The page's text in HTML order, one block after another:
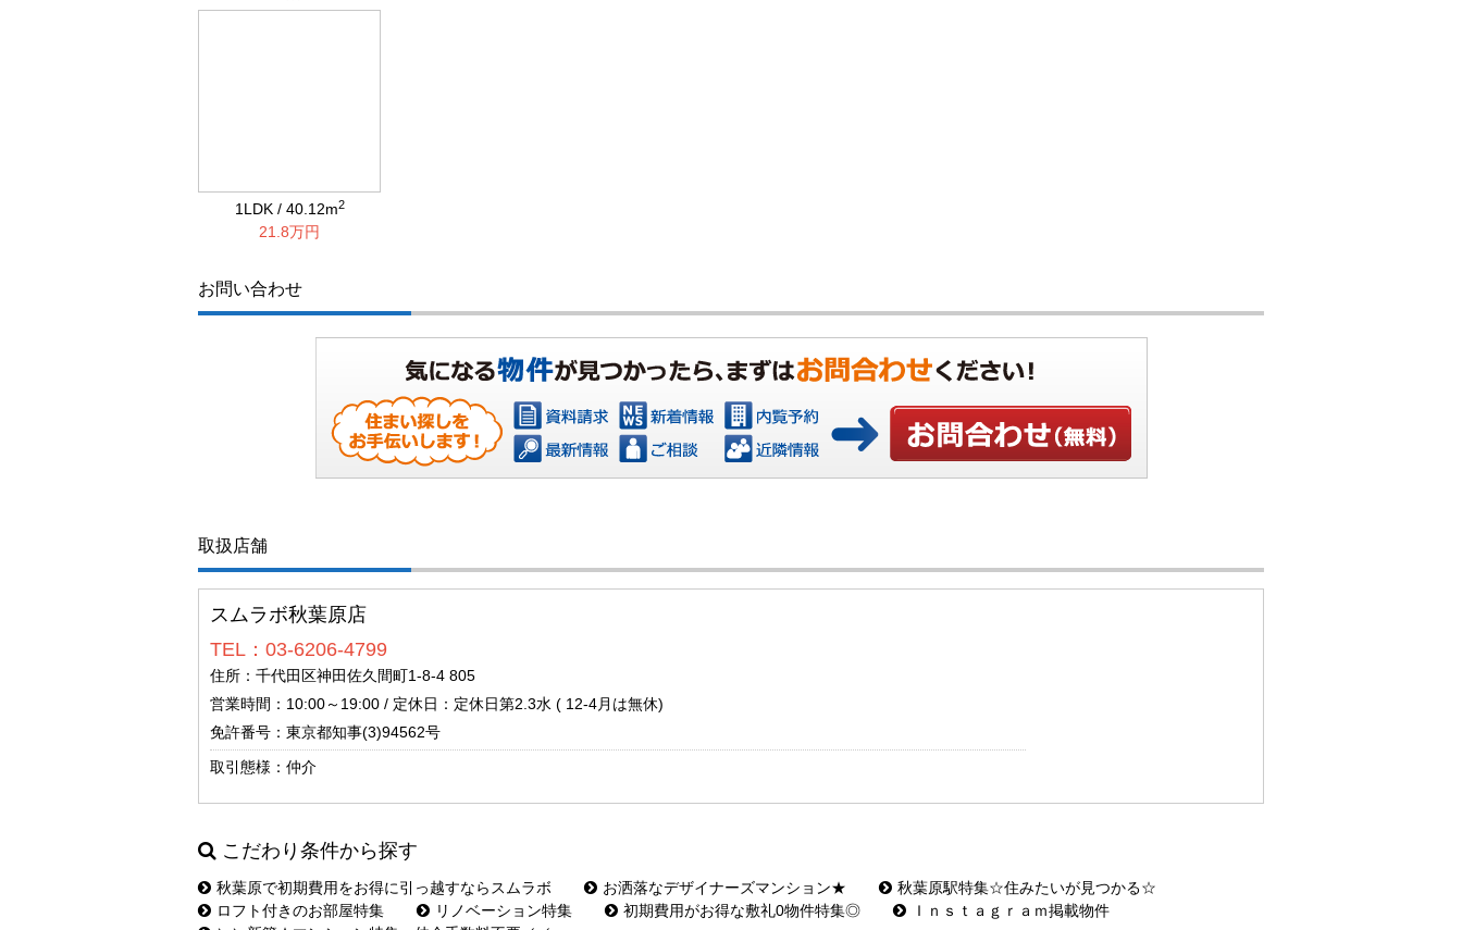
1LDK / 40.12m2
21.8万円
お問い合わせ
取扱店舗
スムラボ秋葉原店
TEL：03-6206-4799
住所：千代田区神田佐久間町1-8-4 805
営業時間：10:00～19:00 / 定休日：定休日第2.3水 ( 12-4月は無休)
免許番号：東京都知事(3)94562号
取引態様：仲介
こだわり条件から探す
秋葉原で初期費用をお得に引っ越すならスムラボ お洒落なデザイナーズマンション★
秋葉原駅特集☆住みたいが見つかる☆
ロフト付きのお部屋特集
リノベーション特集 初期費用がお得な敷礼0物件特集◎
Ｉｎｓｔａｇｒａｍ掲載物件